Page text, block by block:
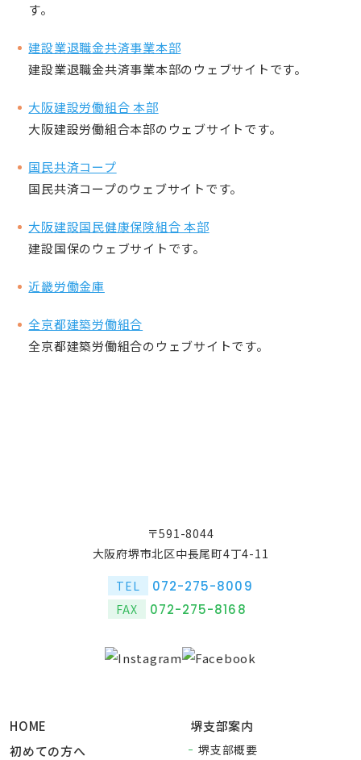
す。
建設業退職金共済事業本部
建設業退職金共済事業本部のウェブサイトです。
大阪建設労働組合 本部
大阪建設労働組合本部のウェブサイトです。
国民共済コープ
国民共済コープのウェブサイトです。
大阪建設国民健康保険組合 本部
建設国保のウェブサイトです。
近畿労働金庫
全京都建築労働組合
全京都建築労働組合のウェブサイトです。
〒591-8044
大阪府堺市北区中長尾町4丁4-11
TEL
072-275-8009
FAX 072-275-8168
HOME
初めての方へ
堺支部案内
堺支部概要